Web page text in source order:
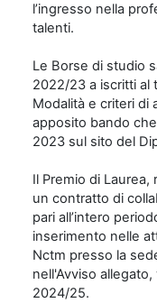
l’ingresso nella
talenti.
Le Borse di studio
2022/23 a iscritti al
Modalità e criteri di
apposito bando
2023 sul sito del
Il Premio di
un contratto di
pari all’intero
inserimento nelle
Nctm presso la
nell'Avviso
2024/25.